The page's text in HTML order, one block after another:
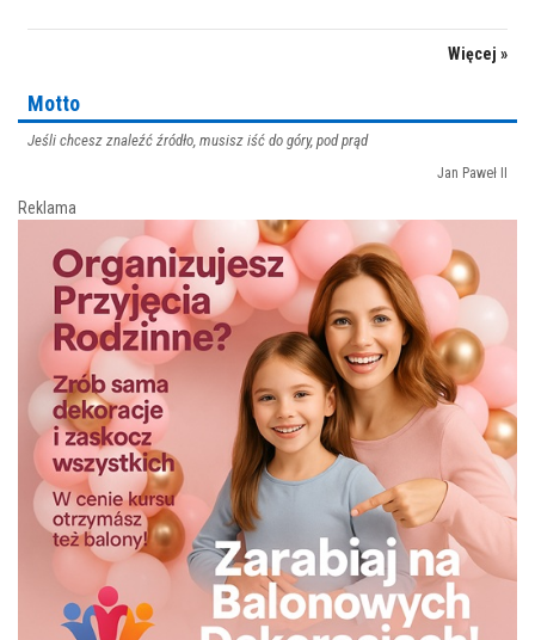
Więcej »
Motto
Jeśli chcesz znaleźć źródło, musisz iść do góry, pod prąd
Jan Paweł II
Reklama